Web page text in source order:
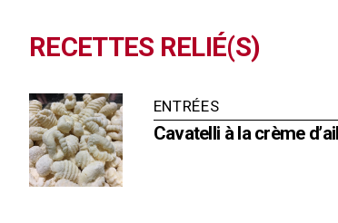
RECETTES RELIÉ(S)
ENTRÉES
Cavatelli à la crème